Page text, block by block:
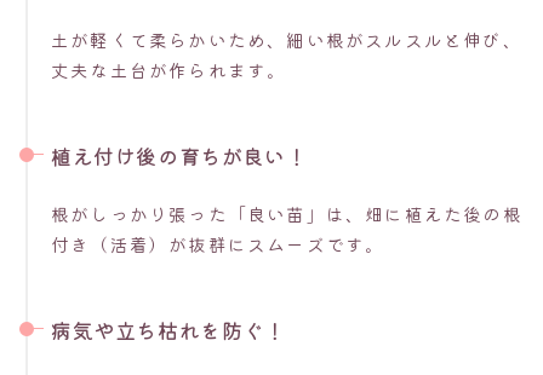
土が軽くて柔らかいため、細い根がスルスルと伸び、
丈夫な土台が作られます。
植え付け後の育ちが良い！
根がしっかり張った「良い苗」は、畑に植えた後の根
付き（活着）が抜群にスムーズです。
病気や立ち枯れを防ぐ！